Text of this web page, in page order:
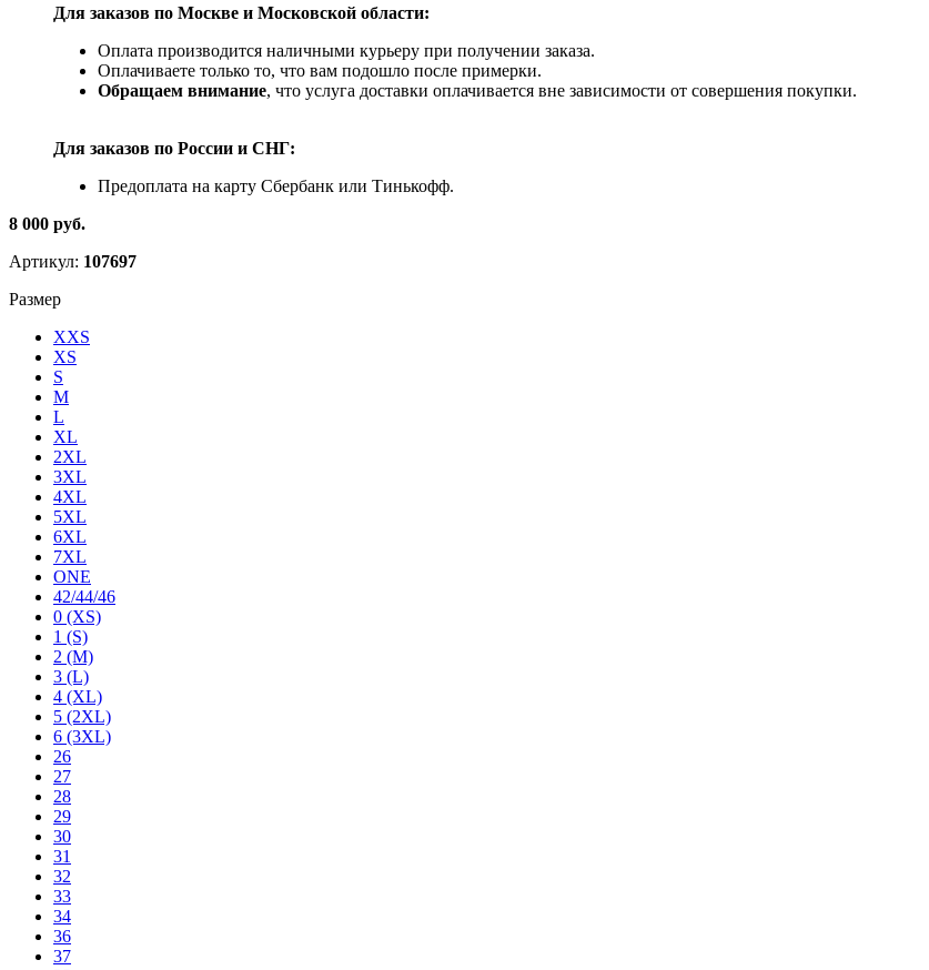
Для заказов по Москве и Московской области:
Оплата производится наличными курьеру при получении заказа.
Оплачиваете только то, что вам подошло после примерки.
Обращаем внимание, что услуга доставки оплачивается вне зависимости от совершения покупки.
Для заказов по России и СНГ:
Предоплата на карту Сбербанк или Тинькофф.
8 000 руб.
Артикул: 107697
Размер
XXS
XS
S
M
L
XL
2XL
3XL
4XL
5XL
6XL
7XL
ONE
42/44/46
0 (XS)
1 (S)
2 (M)
3 (L)
4 (XL)
5 (2XL)
6 (3XL)
26
27
28
29
30
31
32
33
34
36
37